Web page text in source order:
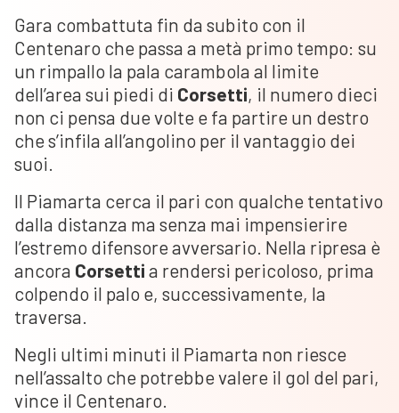
Gara combattuta fin da subito con il
Centenaro che passa a metà primo tempo: su
un rimpallo la pala carambola al limite
dell’area sui piedi di Corsetti, il numero dieci
non ci pensa due volte e fa partire un destro
che s’infila all’angolino per il vantaggio dei
suoi.
Il Piamarta cerca il pari con qualche tentativo
dalla distanza ma senza mai impensierire
l’estremo difensore avversario. Nella ripresa è
ancora Corsetti a rendersi pericoloso, prima
colpendo il palo e, successivamente, la
traversa.
Negli ultimi minuti il Piamarta non riesce
nell’assalto che potrebbe valere il gol del pari,
vince il Centenaro.